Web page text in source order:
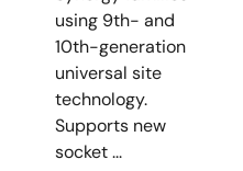
using 9th- and
10th-generation
universal site
technology.
Supports new
socket ...